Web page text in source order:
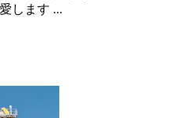
します ...